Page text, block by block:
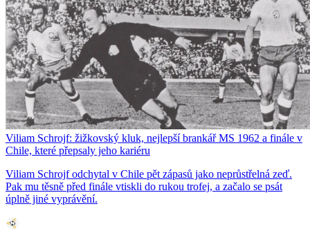
Viliam Schrojf: žižkovský kluk, nejlepší brankář MS 1962 a finále v
Chile, které přepsaly jeho kariéru
Viliam Schrojf odchytal v Chile pět zápasů jako neprůstřelná zeď.
Pak mu těsně před finále vtiskli do rukou trofej, a začalo se psát
úplně jiné vyprávění.